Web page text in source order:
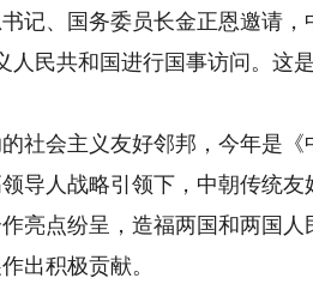
、国务委员长金正恩邀请，
人民共和国进行国事访问。这
会主义友好邻邦，今年是《
导人战略引领下，中朝传统友
亮点纷呈，造福两国和两国
出积极贡献。